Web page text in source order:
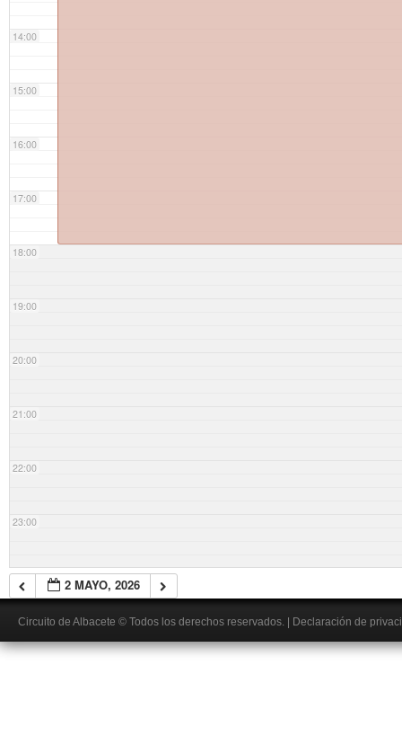
14:00
15:00
16:00
17:00
18:00
19:00
20:00
21:00
22:00
23:00
2 MAYO, 2026
Circuito de Albacete © Todos los derechos reservados. Declaración de